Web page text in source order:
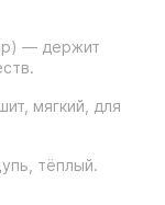
— держит
мягкий, для
тёплый.